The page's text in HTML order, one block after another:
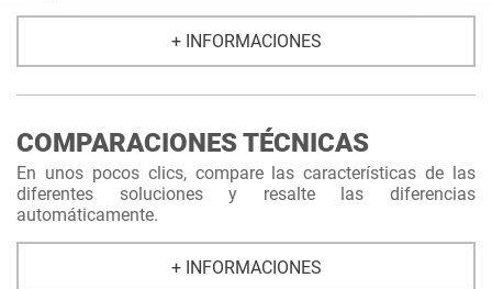
+ INFORMACIONES
COMPARACIONES TÉCNICAS
En unos pocos clics, compare las características de las
diferentes soluciones y resalte las diferencias
automáticamente.
+ INFORMACIONES